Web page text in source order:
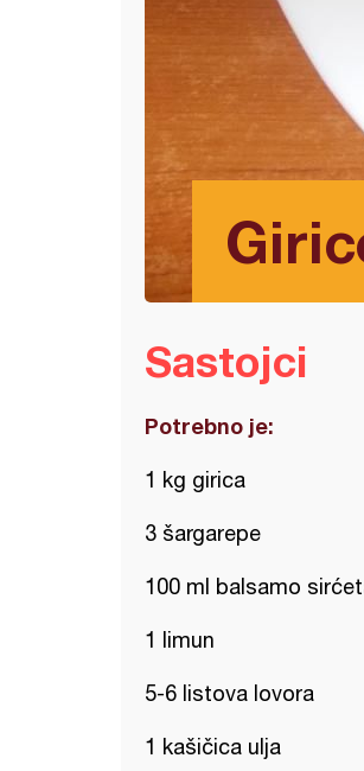
Sastojci
Potrebno je:
1 kg girica
3 šargarepe
100 ml balsamo
1 limun
5-6 listova lovora
1 kašičica ulja